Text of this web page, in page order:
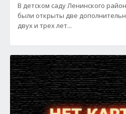
В детском саду Ленинского
были открыты две
двух и трех лет...